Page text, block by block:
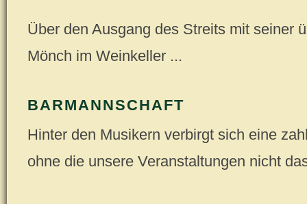
Über den Ausgang des Streits mit seiner
Mönch im Weinkeller ...
BARMANNSCHAFT
Hinter den Musikern verbirgt sich eine
ohne die unsere Veranstaltungen nicht